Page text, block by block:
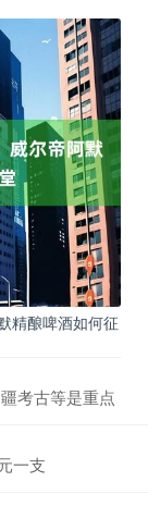
精酿啤酒如何征
考古等是重点
一支